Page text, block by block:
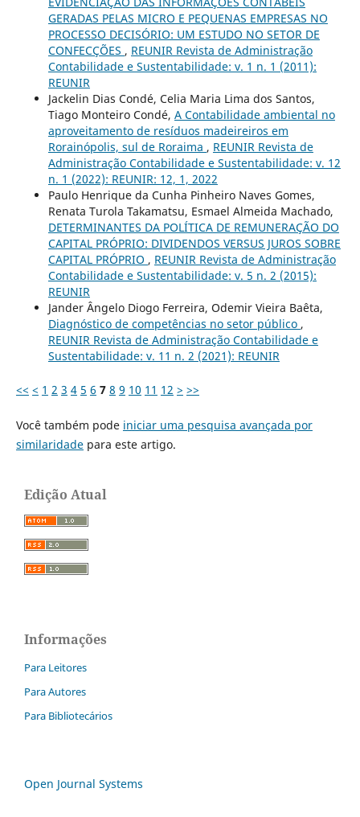
GERADAS PELAS MICRO E PEQUENAS EMPRESAS NO
PROCESSO DECISÓRIO: UM ESTUDO NO SETOR DE
CONFECÇÕES , REUNIR Revista de Administração
Contabilidade e Sustentabilidade: v. 1 n. 1 (2011):
REUNIR
Jackelin Dias Condé, Celia Maria Lima dos Santos,
Tiago Monteiro Condé, A Contabilidade ambiental no
aproveitamento de resíduos madeireiros em
Rorainópolis, sul de Roraima , REUNIR Revista de
Administração Contabilidade e Sustentabilidade: v. 12
n. 1 (2022): REUNIR: 12, 1, 2022
Paulo Henrique da Cunha Pinheiro Naves Gomes,
Renata Turola Takamatsu, Esmael Almeida Machado,
DETERMINANTES DA POLÍTICA DE REMUNERAÇÃO DO
CAPITAL PRÓPRIO: DIVIDENDOS VERSUS JUROS SOBRE
CAPITAL PRÓPRIO , REUNIR Revista de Administração
Contabilidade e Sustentabilidade: v. 5 n. 2 (2015):
REUNIR
Jander Ângelo Diogo Ferreira, Odemir Vieira Baêta,
Diagnóstico de competências no setor público ,
REUNIR Revista de Administração Contabilidade e
Sustentabilidade: v. 11 n. 2 (2021): REUNIR
<< < 1 2 3 4 5 6 7 8 9 10 11 12 > >>
Você também pode iniciar uma pesquisa avançada por
similaridadepara este artigo.
Edição Atual
Informações
Para Leitores
Para Autores
Para Bibliotecários
Open Journal Systems